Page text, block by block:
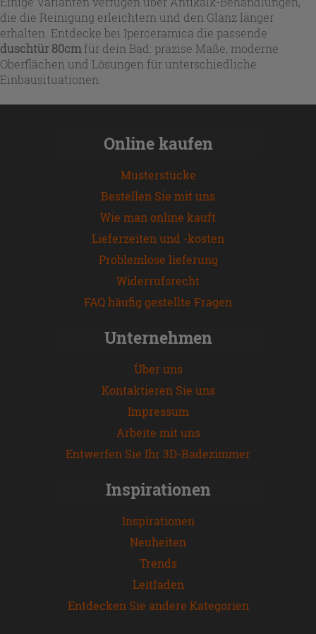
die die Reinigung erleichtern und den Glanz länger
erhalten. Entdecke bei Iperceramica die passende
duschtür 80cm für dein Bad: präzise Maße, moderne
Oberflächen und Lösungen für unterschiedliche
Einbausituationen.
Online kaufen
Musterstücke
Bestellen Sie mit uns
Wie man online kauft
Lieferzeiten und -kosten
Problemlose lieferung
Widerrufsrecht
FAQ häufig gestellte Fragen
Unternehmen
Über uns
Kontaktieren Sie uns
Impressum
Arbeite mit uns
Entwerfen Sie Ihr 3D-Badezimmer
Inspirationen
Inspirationen
Neuheiten
Trends
Leitfaden
Entdecken Sie andere Kategorien